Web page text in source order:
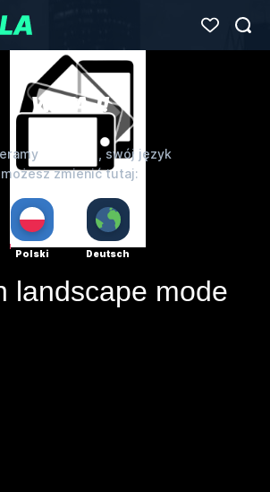
WITAJ!
, swój język
możesz zmienić tutaj:
Polski Deutsch